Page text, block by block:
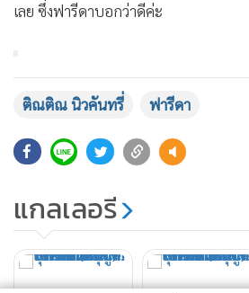
เลย ซึ่งฟารีดาบอกว่าดีค่ะ
@j.moy108💢หนู“ฟาเหนื่อยแล้
ผ่านทนายพัฒน์ขอขึ้นไลฟ์เพื่อวอน
ทำงานเลี้ยงลูก เพราะกระแสสัง
ของหนูแล้ว และไม่อยากให้คนมาขุ
อดีตมันก็คืออดีต ตอนนี้หนูโดนล้อ
มาด่าด้วยอยากให้สังคมเลิกยุ่งกับห
คนที่ไม่จบทั้งใน X ในแอปอื่น หนู
ติณติณ นิวคันทรี่ ฟารีดา
แกลเลอรี